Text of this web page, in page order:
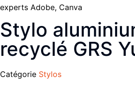
experts Adobe, Canva
Stylo
recyclé GRS
Catégorie Stylos